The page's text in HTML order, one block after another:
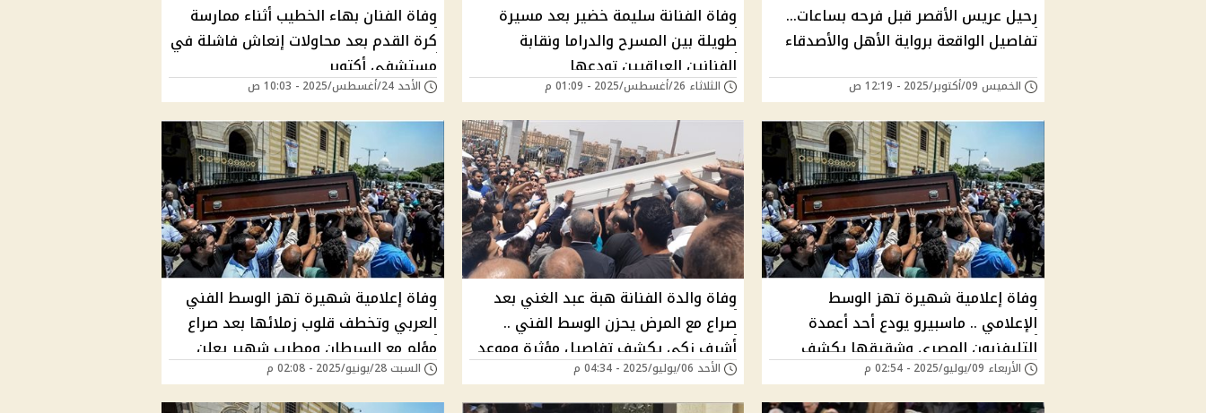
رحيل عريس الأقصر قبل فرحه بساعات…
تفاصيل الواقعة برواية الأهل والأصدقاء
الخميس 09/أكتوبر/2025 - 12:19 ص
وفاة الفنانة سليمة خضير بعد مسيرة
طويلة بين المسرح والدراما ونقابة
الفنانين العراقيين تودعها
الثلاثاء 26/أغسطس/2025 - 01:09 م
وفاة الفنان بهاء الخطيب أثناء ممارسة
كرة القدم بعد محاولات إنعاش فاشلة في
مستشفى أكتوبر
الأحد 24/أغسطس/2025 - 10:03 ص
وفاة إعلامية شهيرة تهز الوسط
الإعلامي .. ماسبيرو يودع أحد أعمدة
التليفزيون المصري وشقيقها يكشف
السر المفاجئ وراء الوفاة وأخر لحظات
في حياة صاحبة الصوت الهادئ
الأربعاء 09/يوليو/2025 - 02:54 م
وفاة والدة الفنانة هبة عبد الغني بعد
صراع مع المرض يحزن الوسط الفني ..
أشرف زكي يكشف تفاصيل مؤثرة وموعد
ومكان الجنازة
الأحد 06/يوليو/2025 - 04:34 م
وفاة إعلامية شهيرة تهز الوسط الفني
العربي وتخطف قلوب زملائها بعد صراع
مؤلم مع السرطان ومطرب شهير يعلن
الحداد ويؤجل طرح أغنيته الجديدة وهذه
ابرز أعمالها
السبت 28/يونيو/2025 - 02:08 م